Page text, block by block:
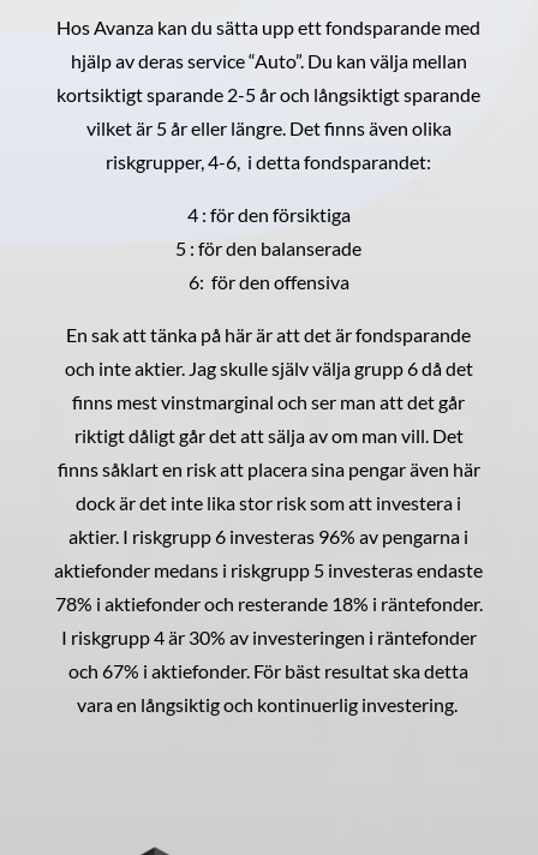
Hos Avanza kan du sätta upp ett fondsparande med
hjälp av deras service “Auto”. Du kan välja mellan
kortsiktigt sparande 2-5 år och långsiktigt sparande
vilket är 5 år eller längre. Det finns även olika
riskgrupper, 4-6, i detta fondsparandet:
4 : för den försiktiga
5 : för den balanserade
6: för den offensiva
En sak att tänka på här är att det är fondsparande
och inte aktier. Jag skulle själv välja grupp 6 då det
finns mest vinstmarginal och ser man att det går
riktigt dåligt går det att sälja av om man vill. Det
finns såklart en risk att placera sina pengar även här
dock är det inte lika stor risk som att investera i
aktier. I riskgrupp 6 investeras 96% av pengarna i
aktiefonder medans i riskgrupp 5 investeras endaste
78% i aktiefonder och resterande 18% i räntefonder.
I riskgrupp 4 är 30% av investeringen i räntefonder
och 67% i aktiefonder. För bäst resultat ska detta
vara en långsiktig och kontinuerlig investering.